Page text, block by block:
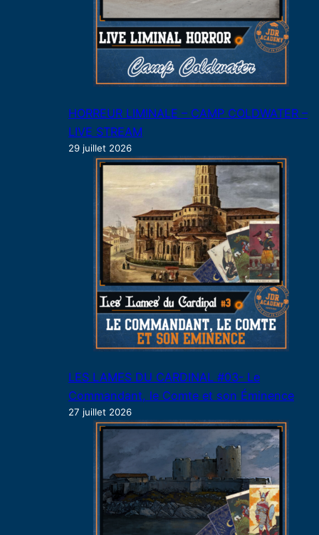
HORREUR LIMINALE – CAMP COLDWATER –
LIVE STREAM
29 juillet 2026
LES LAMES DU CARDINAL #03- Le
Commandant, le Comte et son Éminence
27 juillet 2026